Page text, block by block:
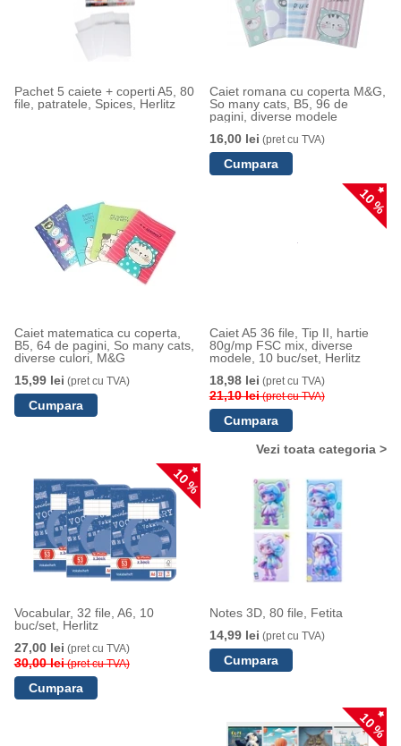
Pachet 5 caiete + coperti A5, 80
file, patratele, Spices, Herlitz
Caiet romana cu coperta M&G,
So many cats, B5, 96 de
pagini, diverse modele
16,00 lei (pret cu TVA)
Caiet matematica cu coperta,
B5, 64 de pagini, So many cats,
diverse culori, M&G
15,99 lei (pret cu TVA)
10 %
Caiet A5 36 file, Tip II, hartie
80g/mp FSC mix, diverse
modele, 10 buc/set, Herlitz
18,98 lei (pret cu TVA)
21,10 lei(pret cu TVA)
Vezi toata categoria >
10 %
Vocabular, 32 file, A6, 10
buc/set, Herlitz
27,00 lei (pret cu TVA)
30,00 lei(pret cu TVA)
Notes 3D, 80 file, Fetita
14,99 lei (pret cu TVA)
10 %